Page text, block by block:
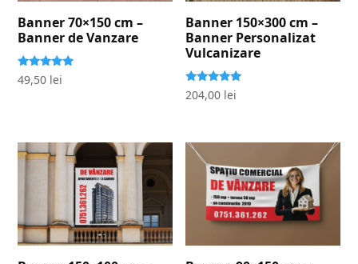
Banner 70×150 cm –
Banner de Vanzare
Evaluat la
5.00
49,50 lei
Banner 150×300 cm –
Banner Personalizat
Vulcanizare
Evaluat la
5.00
204,00 lei